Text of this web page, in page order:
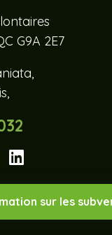
G9A 2E7
sur les